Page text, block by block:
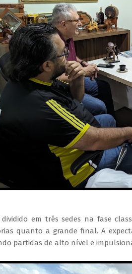
em três sedes na fase
quanto a grande final. A
partidas de alto nível e